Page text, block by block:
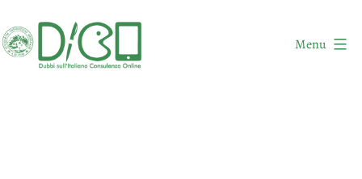
al
contenuto
Menu